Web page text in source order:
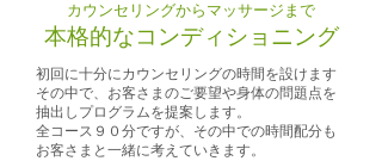
カウンセリングからマッサージまで
本格的なコンディショニング
初回に十分にカウンセリングの時間を設けます
その中で、お客さまのご要望や身体の問題点を
抽出しプログラムを提案します。
​全コース９０分ですが、その中での時間配分も
お客さまと一緒に考えていきます。